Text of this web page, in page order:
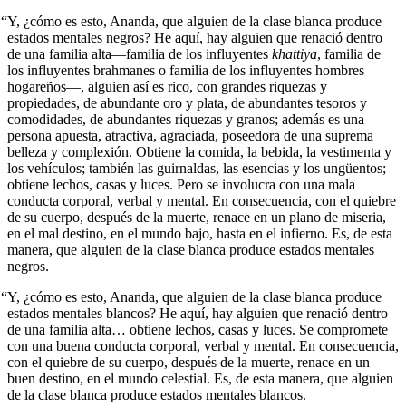
“Y, ¿cómo es esto, Ananda, que alguien de la clase blanca produce
estados mentales negros? He aquí, hay alguien que renació dentro
de una familia alta—familia de los influyentes khattiya, familia de
los influyentes brahmanes o familia de los influyentes hombres
hogareños―, alguien así es rico, con grandes riquezas y
propiedades, de abundante oro y plata, de abundantes tesoros y
comodidades, de abundantes riquezas y granos; además es una
persona apuesta, atractiva, agraciada, poseedora de una suprema
belleza y complexión. Obtiene la comida, la bebida, la vestimenta y
los vehículos; también las guirnaldas, las esencias y los ungüentos;
obtiene lechos, casas y luces. Pero se involucra con una mala
conducta corporal, verbal y mental. En consecuencia, con el quiebre
de su cuerpo, después de la muerte, renace en un plano de miseria,
en el mal destino, en el mundo bajo, hasta en el infierno. Es, de esta
manera, que alguien de la clase blanca produce estados mentales
negros.
“Y, ¿cómo es esto, Ananda, que alguien de la clase blanca produce
estados mentales blancos? He aquí, hay alguien que renació dentro
de una familia alta… obtiene lechos, casas y luces. Se compromete
con una buena conducta corporal, verbal y mental. En consecuencia,
con el quiebre de su cuerpo, después de la muerte, renace en un
buen destino, en el mundo celestial. Es, de esta manera, que alguien
de la clase blanca produce estados mentales blancos.